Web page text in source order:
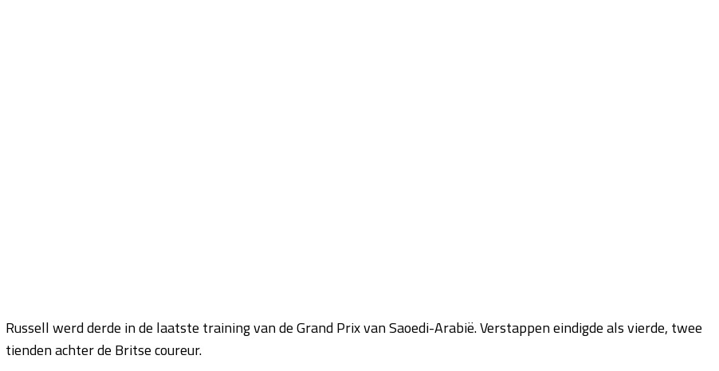
Russell werd derde in de laatste training van de Grand Prix van Saoedi-Arabië. Verstappen eindigde als vierde, twee
tienden achter de Britse coureur.